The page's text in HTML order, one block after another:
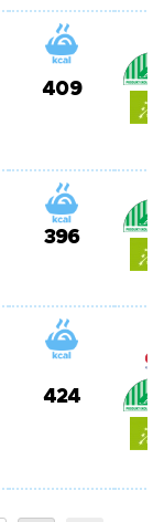
409
396
424